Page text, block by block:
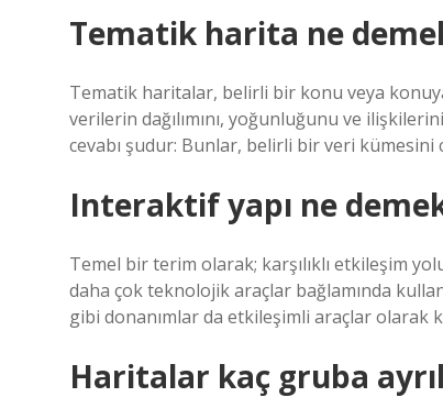
Tematik harita ne
Tematik haritalar, belirli bir konu veya
verilerin dağılımını, yoğunluğunu ve
cevabı şudur: Bunlar, belirli bir veri
Interaktif yapı ne
Temel bir terim olarak; karşılıklı etkileşim
daha çok teknolojik araçlar bağlamında
gibi donanımlar da etkileşimli araçlar olarak
Haritalar kaç gruba